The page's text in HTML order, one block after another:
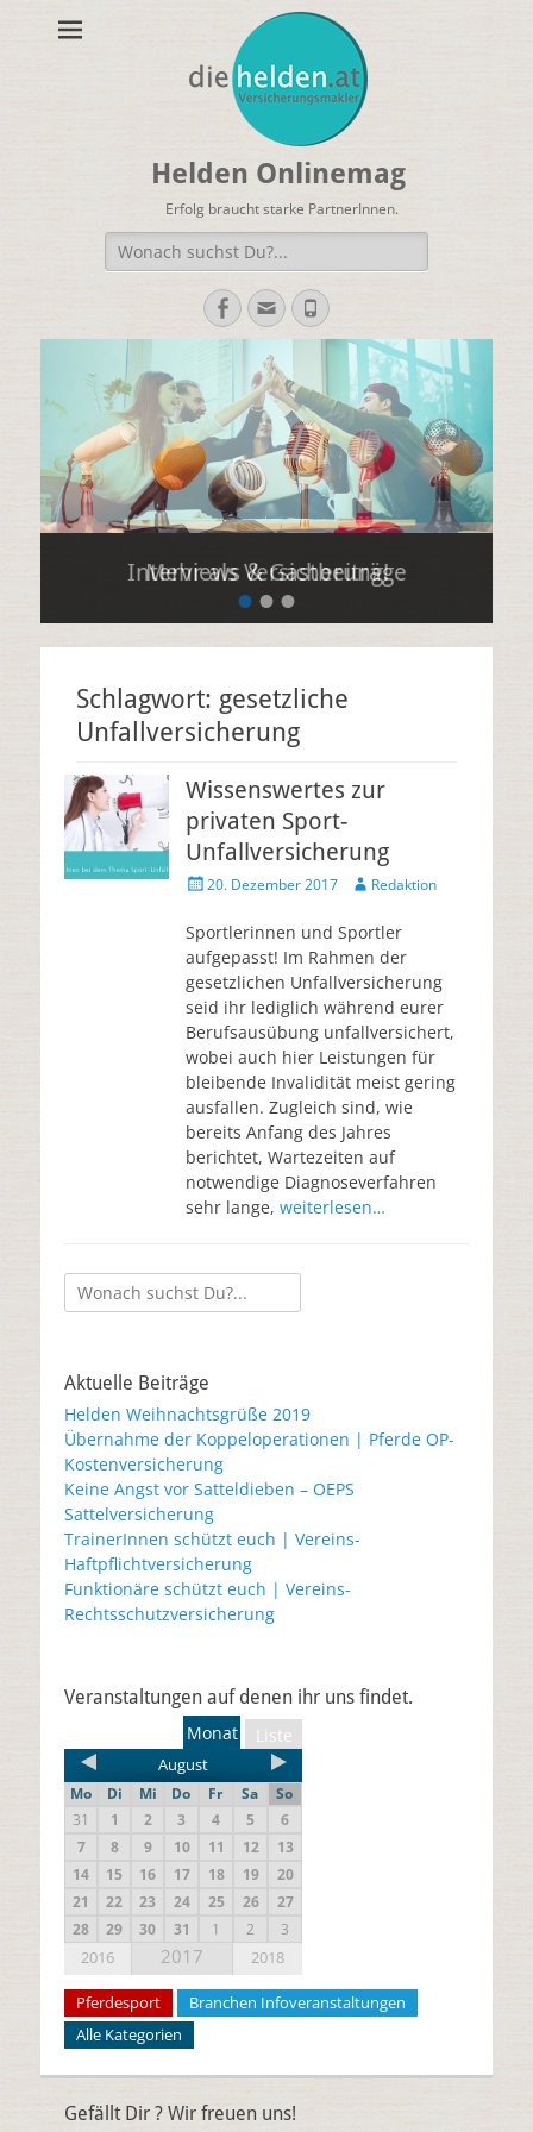
Helden Onlinemag
Erfolg braucht starke PartnerInnen.
•••
Interviews & Gastbeiträge
Mehr als Versicherung!
Schlagwort: gesetzliche
Unfallversicherung
Wissenswertes zur
privaten Sport-
Unfallversicherung
20. Dezember 2017 Redaktion
Sportlerinnen und Sportler
aufgepasst! Im Rahmen der
gesetzlichen Unfallversicherung
seid ihr lediglich während eurer
Berufsausübung unfallversichert,
wobei auch hier Leistungen für
bleibende Invalidität meist gering
ausfallen. Zugleich sind, wie
bereits Anfang des Jahres
berichtet, Wartezeiten auf
notwendige Diagnoseverfahren
sehr lange, weiterlesen…
Aktuelle Beiträge
Helden Weihnachtsgrüße 2019
Übernahme der Koppeloperationen | Pferde OP-
Kostenversicherung
Keine Angst vor Satteldieben – OEPS
Sattelversicherung
TrainerInnen schützt euch | Vereins-
Haftpflichtversicherung
Funktionäre schützt euch | Vereins-
Rechtsschutzversicherung
Veranstaltungen auf denen ihr uns findet.
Liste
Monat
August
Mo Di Mi Do Fr Sa
So
31
1 2 3 4 5
6
7
8 9 10 11 12
13
14
15 16 17 18 19
20
21
22 23 24 25 26
27
28
29 30 31 1 2 3
2016 2017 2018
Pferdesport
Branchen Infoveranstaltungen
Alle Kategorien
Gefällt Dir ? Wir freuen uns!